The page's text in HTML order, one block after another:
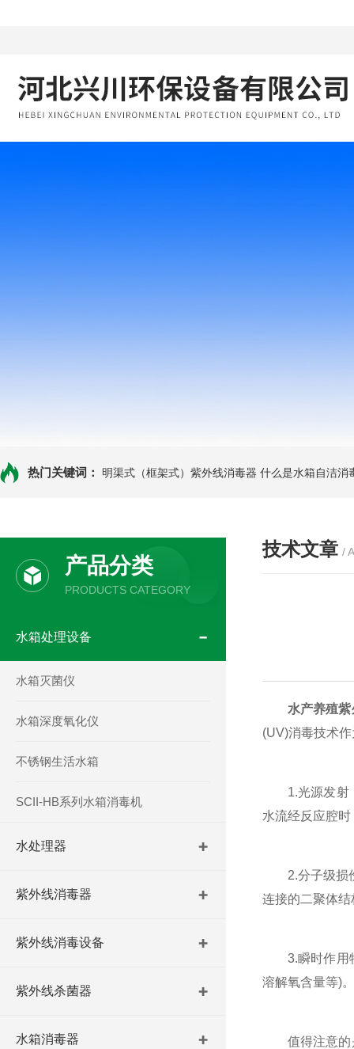
热门关键词： 明渠式（框架式）紫外线消毒器 什么是水箱自洁消
产品分类
PRODUCTS CATEGORY
水箱处理设备
水箱灭菌仪
水箱深度氧化仪
不锈钢生活水箱
SCII-HB系列水箱消毒机
水处理器
紫外线消毒器
紫外线消毒设备
紫外线杀菌器
水箱消毒器
技术文章 /
水产养殖
(UV)消毒技术
1.光源发射：
水流经反应腔
2.分子级损伤
连接的二聚体
3.瞬时作用特
溶解氧含量等)。
值得注意的是